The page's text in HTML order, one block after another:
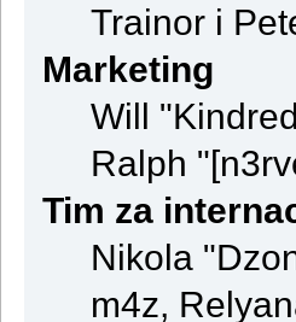
Trainor i
Marketing
Will
Ralph
Tim za
Nikola
m4z,